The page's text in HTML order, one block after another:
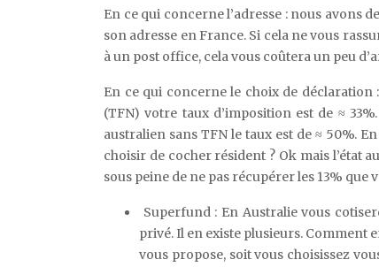
En ce qui concerne l’adresse : nous avons
son adresse en France. Si cela ne vous
à un post office, cela vous coûtera un peu
En ce qui concerne le choix de
(TFN) votre taux d’imposition est de ≈
australien sans TFN le taux est de ≈ 50%.
choisir de cocher résident ? Ok mais l’état
sous peine de ne pas récupérer les 13%
Superfund : En Australie vous
privé. Il en existe plusieurs. Comment
vous propose, soit vous choisissez